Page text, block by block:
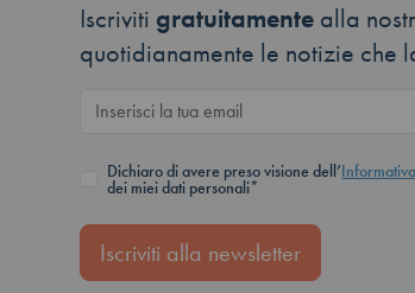
Iscriviti gratuitamente alla
quotidianamente le notizie che
Dichiaro di avere preso visione dell’
dei miei dati personali*
Iscriviti alla newsletter